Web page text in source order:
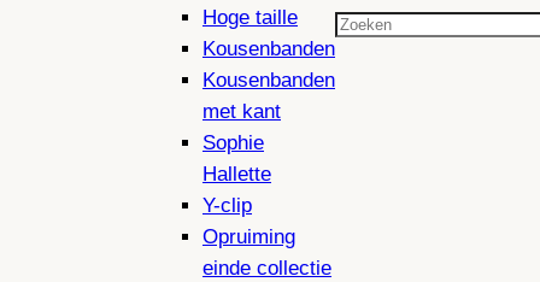
Hoge taille
Kousenbanden
Kousenbanden
met kant
Sophie
Hallette
Y-clip
Opruiming
einde collectie
Zoeken